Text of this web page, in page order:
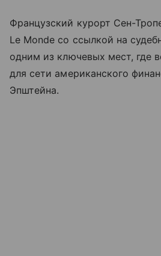
Французский курорт Сен-
Le Monde со ссылкой на
одним из ключевых мест, где
для сети американского
Эпштейна.